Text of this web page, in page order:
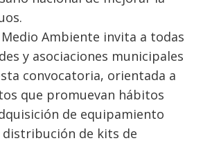
Ambiente invita a todas
y asociaciones municipales
convocatoria, orientada a
que promuevan hábitos
de equipamiento
distribución de kits de